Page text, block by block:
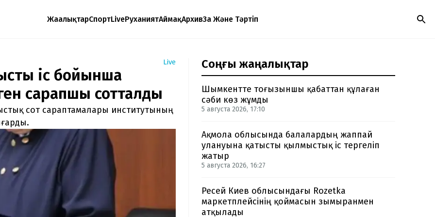
ЖаңалықтарСпортLiveРуханиятАймақАрхивЗаң Және Тәртіп
Live
іс бойынша
сарапшы сотталды
сот сараптамалары институтының
Соңғы жаңалықтар
Шымкентте тоғызыншы қабаттан құлаған
сәби көз жұмды
5 августа 2026, 17:10
Ақмола облысында балалардың жаппай
улануына қатысты қылмыстық іс тергеліп
жатыр
5 августа 2026, 16:27
Ресей Киев облысындағы Rozetka
маркетплейсінің қоймасын зымыранмен
атқылады